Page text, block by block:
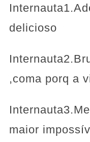
delicioso
,coma porq a
maior